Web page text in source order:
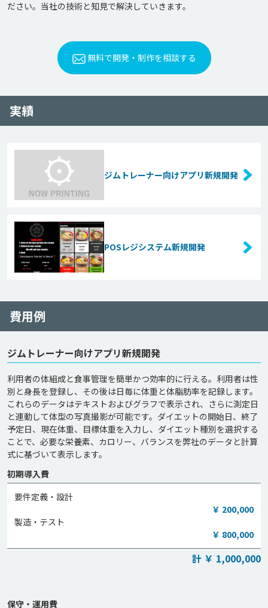
無料で開発・制作を相談する
実績
ジムトレーナー向けアプリ新規開発
POSレジシステム新規開発
費用例
ジムトレーナー向けアプリ新規開発
利用者の体組成と食事管理を簡単かつ効率的に行える。利用者は性
別と身長を登録し、その後は日毎に体重と体脂肪率を記録します。
これらのデータはテキストおよびグラフで表示され、さらに測定日
と連動して体型の写真撮影が可能です。ダイエットの開始日、終了
予定日、現在体重、目標体重を入力し、ダイエット種別を選択する
ことで、必要な栄養素、カロリー、バランスを弊社のデータと計算
式に基づいて表示します。
初期導入費
要件定義・設計
￥ 200,000
製造・テスト
￥ 800,000
計 ￥ 1,000,000
保守・運用費